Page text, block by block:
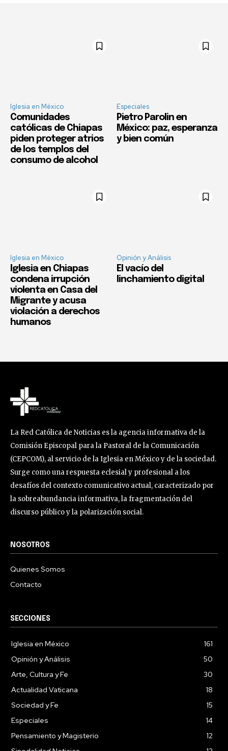
Iglesia en México
Comunidades
católicas de Chiapas
piden proteger atrios
de los templos del
consumo de alcohol
Especiales
Pietro Parolin en
México: paz, esperanza
y bien común
Iglesia en México
Iglesia en Chiapas
condena irrupción
violenta en Casa del
Migrante y acusa
violación a derechos
humanos
Opinión y Análisis
El vacío del
linchamiento digital
La Red Católica de Noticias es la agencia informativa de la
Comisión Episcopal para la Pastoral de la Comunicación
(CEPCOM), al servicio de la Iglesia en México y de la sociedad.
Surge como una respuesta eclesial y profesional a los
desafíos del contexto comunicativo actual, caracterizado por
la sobreabundancia informativa, la fragmentación del
discurso público y la polarización social.
NOSOTROS
Quienes Somos
Contacto
SECCIONES
Iglesia en México
161
Opinión y Análisis
50
Arte, Cultura y Fe
30
Actualidad Vaticana
18
Sociedad y Fe
15
Especiales
14
Pensamiento y Magisterio
12